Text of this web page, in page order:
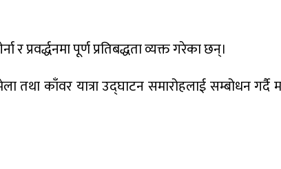
प्रवर्द्धनमा पूर्ण प्रतिबद्धता व्यक्त गरेका छन्।
तथा काँवर यात्रा उद्घाटन समारोहलाई सम्बोधन